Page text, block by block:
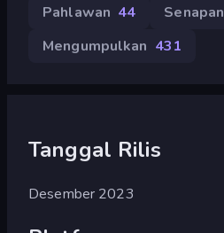
Pahlawan 44 Senapan
Mengumpulkan 431
Tanggal Rilis
Desember 2023